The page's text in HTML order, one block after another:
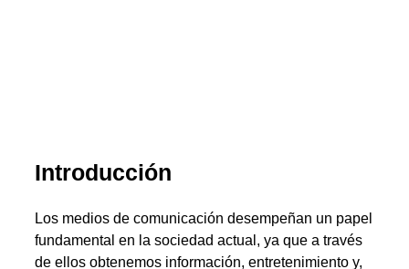
Introducción
Los medios de comunicación desempeñan un papel
fundamental en la sociedad actual, ya que a través
de ellos obtenemos información, entretenimiento y,